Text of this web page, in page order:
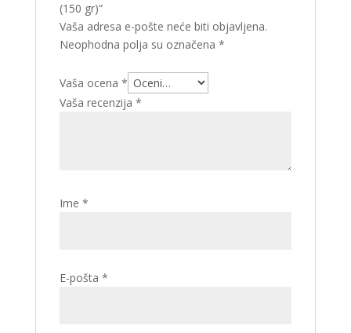
(150 gr)“
Vaša adresa e-pošte neće biti objavljena.
Neophodna polja su označena *
Vaša ocena *
Vaša recenzija *
Ime *
E-pošta *